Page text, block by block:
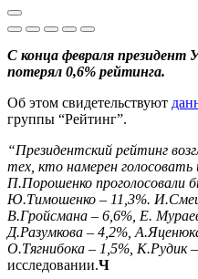
С конца февраля президент
потерял 0,6% рейтинга.
Об этом свидетельствуют
группы “Рейтинг”.
“Президентский рейтинг
тех, кто намерен голосовать
П.Порошенко проголосовали
Ю.Тимошенко – 11,3%.
В.Гройсмана – 6,6%, Е.
Д.Разумкова – 4,2%,
О.Тягнибока – 1,5%, К.Рудик
исследовании.Ч